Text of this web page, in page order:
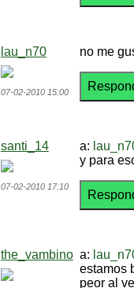
lau_n70
07-02-2010 15:00
no me
santi_14
07-02-2010 17:10
a:
y para
the_vambino a:
estamos
peor al